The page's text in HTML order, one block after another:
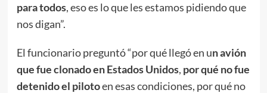
para todos, eso es lo que les estamos pidiendo que
nos digan”.
El funcionario preguntó “por qué llegó en un avión
que fue clonado en Estados Unidos, por qué no fue
detenido el pilotoen esas condiciones, por qué no